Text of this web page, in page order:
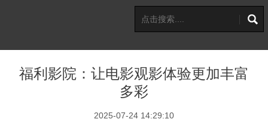
福利影院：让电影观影体验更加丰富
多彩
2025-07-24 14:29:10